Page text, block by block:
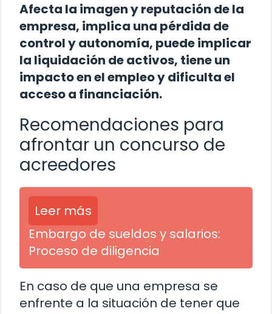
Afecta la imagen y reputación de la
empresa, implica una pérdida de
control y autonomía, puede implicar
la liquidación de activos, tiene un
impacto en el empleo y dificulta el
acceso a financiación.
Recomendaciones para
afrontar un concurso de
acreedores
Leer más
Embargo de sueldos y salarios:
Proceso de diligencia
En caso de que una empresa se
enfrente a la situación de tener que